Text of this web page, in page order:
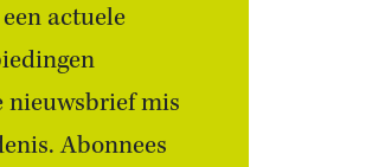
actuele
nieuwsbrief mis
Abonnees